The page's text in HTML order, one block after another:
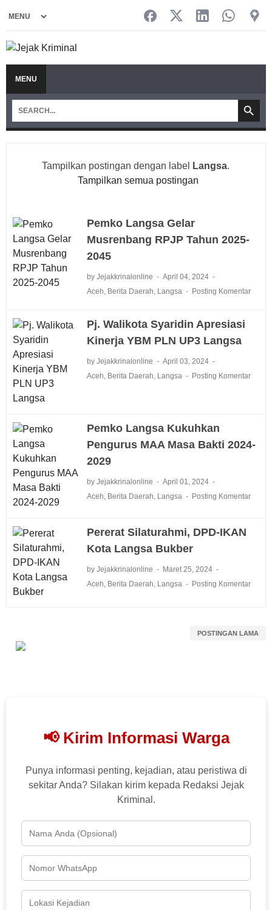
MENU
Tampilkan postingan dengan label Langsa.
Tampilkan semua postingan
Pemko Langsa Gelar
Musrenbang RPJP Tahun 2025-
2045
by Jejakkrinalonline
April 04, 2024
Aceh Berita Daerah Langsa Posting Komentar
Pj. Walikota Syaridin Apresiasi
Kinerja YBM PLN UP3 Langsa
by Jejakkrinalonline
April 03, 2024
Aceh Berita Daerah Langsa Posting Komentar
Pemko Langsa Kukuhkan
Pengurus MAA Masa Bakti 2024-
2029
by Jejakkrinalonline
April 01, 2024
Aceh Berita Daerah Langsa Posting Komentar
Pererat Silaturahmi, DPD-IKAN
Kota Langsa Bukber
by Jejakkrinalonline
Maret 25, 2024
Aceh Berita Daerah Langsa Posting Komentar
POSTINGAN LAMA
📢 Kirim Informasi Warga
Punya informasi penting, kejadian, atau peristiwa di
sekitar Anda? Silakan kirim kepada Redaksi Jejak
Kriminal.